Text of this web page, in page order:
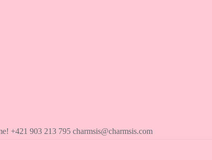
+421 903 213 795 charmsis@charmsis.com